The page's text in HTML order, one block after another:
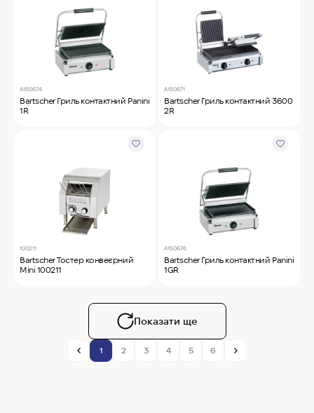
A150674
Bartscher Гриль контактний Panini
1R
A150671
Bartscher Гриль контактний 3600
2R
100211
Bartscher Тостер конвеєрний
Mini 100211
A150676
Bartscher Гриль контактний Panini
1GR
Показати ще
1 2 3 4 5 6